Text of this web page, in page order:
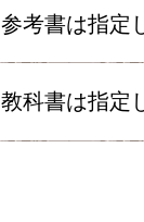
参考書は指定
教科書は指定